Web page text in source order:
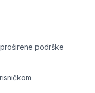
podrške